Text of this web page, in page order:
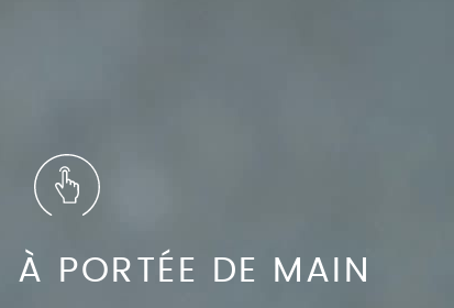
À PORTÉE DE MAIN